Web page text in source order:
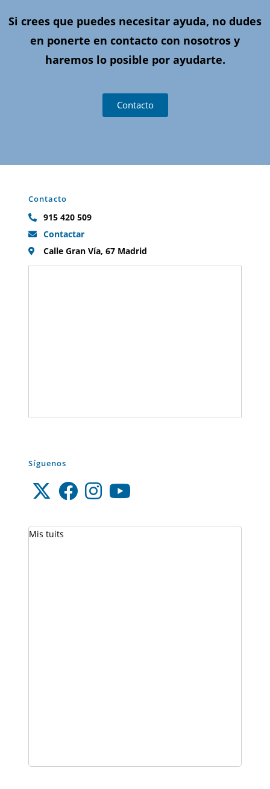
Si crees que puedes necesitar ayuda, no dudes
en ponerte en contacto con nosotros y
haremos lo posible por ayudarte.
Contacto
Contacto
915 420 509
Contactar
Calle Gran Vía, 67 Madrid
Síguenos
Mis tuits